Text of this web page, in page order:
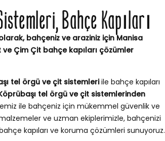
Bahçe Kapıları
bahçeniz ve araziniz için Manisa
Çim Çit bahçe kapıları çözümler
tel örgü ve çit sistemleriile bahçe kapıları
tel örgü ve çit sistemlerinden
ile bahçeniz için mükemmel güvenlik ve
ve uzman ekiplerimizle, bahçenizi
kapıları ve koruma çözümleri sunuyoruz.